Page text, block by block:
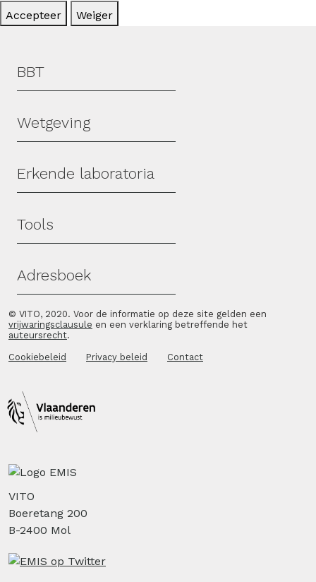
Accepteer Weiger
Hoofdmenu
BBT
Wetgeving
Erkende laboratoria
Tools
Adresboek
© VITO, 2020. Voor de informatie op deze site gelden een
vrijwaringsclausule en een verklaring betreffende het
auteursrecht.
Cookiebeleid Privacy beleid Contact
VITO
Boeretang 200
B-2400 Mol